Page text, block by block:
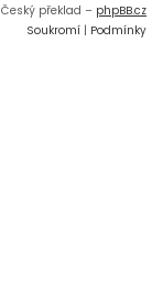
Český překlad – phpBB.cz
Soukromí | Podmínky